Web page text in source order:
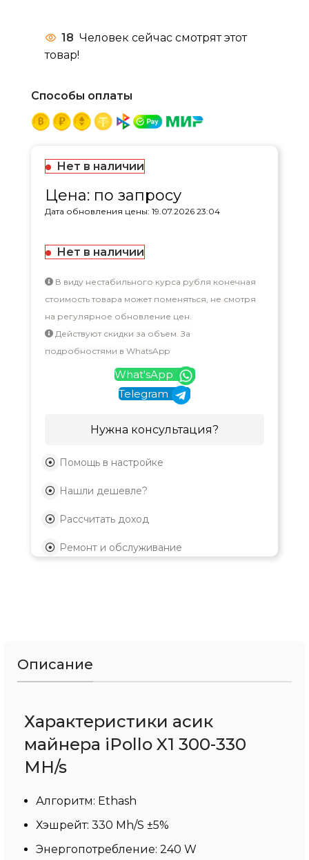
18 Человек сейчас смотрят этот
товар!
Способы оплаты
Нет в наличии
Цена: по запросу
Дата обновления цены: 19.07.2026 23:04
Нет в наличии
В виду нестабильного курса рубля конечная
стоимость товара может поменяться, не смотря
на регулярное обновление цен.
Действуют скидки за объем. За
подробностями в WhatsApp
What'sApp
Telegram
Нужна консультация?
Помощь в настройке
Нашли дешевле?
Рассчитать доход
Ремонт и обслуживание
Описание
Характеристики асик
майнера iPollo X1 300-330
MH/s
Алгоритм: Ethash
Хэшрейт: 330 Mh/S ±5%
Энергопотребление: 240 W